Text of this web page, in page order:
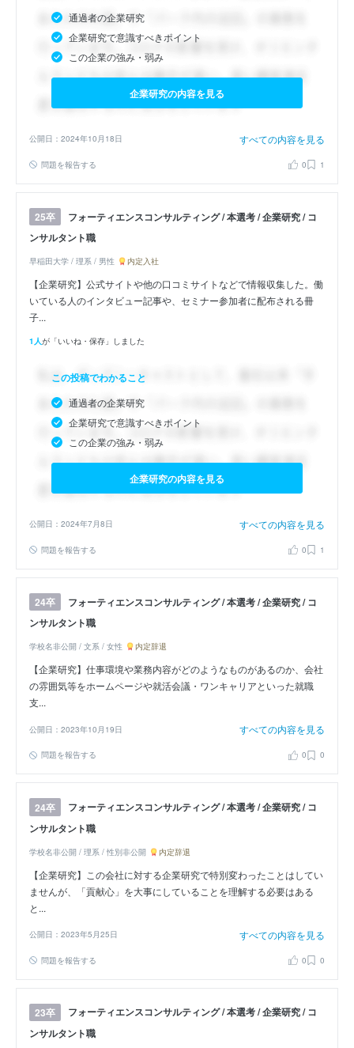
通過者の企業研究
企業研究で意識すべきポイント
この企業の強み・弱み
企業研究の内容を見る
公開日：2024年10月18日 すべての内容を見る
問題を報告する 0 1
25卒
フォーティエンスコンサルティング / 本選考 / 企業研究 / コ
ンサルタント職
早稲田大学 / 理系 / 男性 内定入社
【企業研究】公式サイトや他の口コミサイトなどで情報収集した。働
いている人のインタビュー記事や、セミナー参加者に配布される冊
子...
1人が「いいね・保存」しました
この投稿でわかること
通過者の企業研究
企業研究で意識すべきポイント
この企業の強み・弱み
企業研究の内容を見る
公開日：2024年7月8日 すべての内容を見る
問題を報告する 0 1
24卒
フォーティエンスコンサルティング / 本選考 / 企業研究 / コ
ンサルタント職
学校名非公開 / 文系 / 女性 内定辞退
【企業研究】仕事環境や業務内容がどのようなものがあるのか、会社
の雰囲気等をホームページや就活会議・ワンキャリアといった就職
支...
公開日：2023年10月19日 すべての内容を見る
問題を報告する 0 0
24卒
フォーティエンスコンサルティング / 本選考 / 企業研究 / コ
ンサルタント職
学校名非公開 / 理系 / 性別非公開 内定辞退
【企業研究】この会社に対する企業研究で特別変わったことはしてい
ませんが、「貢献心」を大事にしていることを理解する必要はある
と...
公開日：2023年5月25日 すべての内容を見る
問題を報告する 0 0
23卒
フォーティエンスコンサルティング / 本選考 / 企業研究 / コ
ンサルタント職